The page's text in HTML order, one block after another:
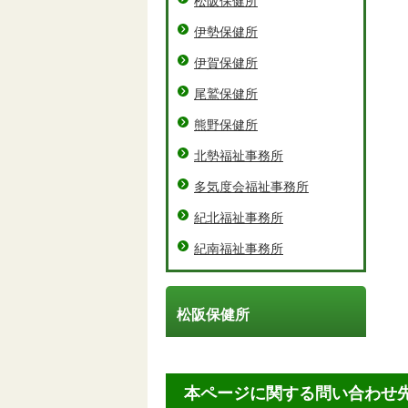
伊勢保健所
伊賀保健所
尾鷲保健所
熊野保健所
北勢福祉事務所
多気度会福祉事務所
紀北福祉事務所
紀南福祉事務所
松阪保健所
本ページに関する問い合わせ